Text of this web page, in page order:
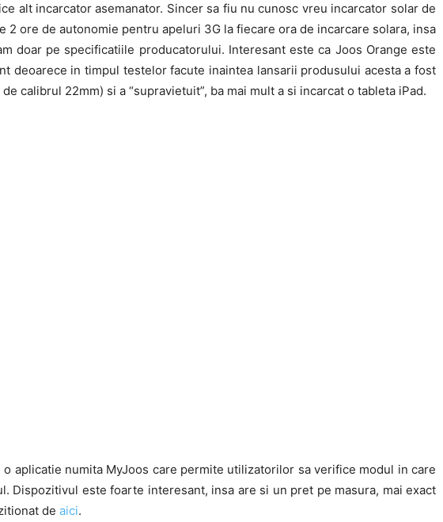
alt incarcator asemanator. Sincer sa fiu nu cunosc vreu incarcator solar de
2 ore de autonomie pentru apeluri 3G la fiecare ora de incarcare solara, insa
doar pe specificatiile producatorului. Interesant este ca Joos Orange este
deoarece in timpul testelor facute inaintea lansarii produsului acesta a fost
calibrul 22mm) si a “supravietuit”, ba mai mult a si incarcat o tableta iPad.
o aplicatie numita MyJoos care permite utilizatorilor sa verifice modul in care
Dispozitivul este foarte interesant, insa are si un pret pe masura, mai exact
de aici.